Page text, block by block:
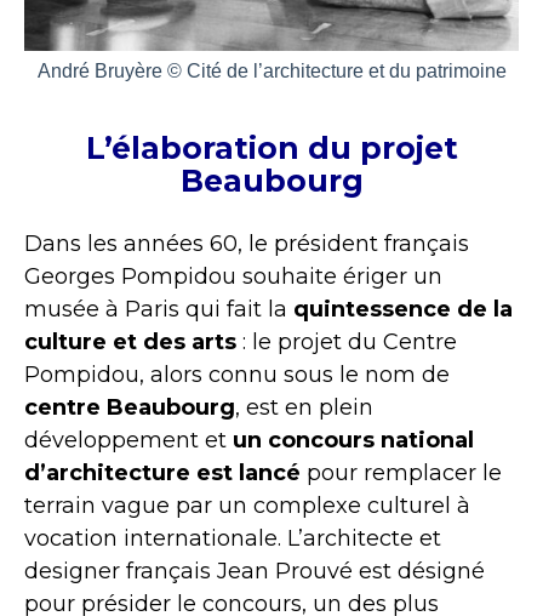
André Bruyère © Cité de l’architecture et du patrimoine
L’élaboration du projet
Beaubourg
Dans les années 60, le président français
Georges Pompidou souhaite ériger un
musée à Paris qui fait la quintessence de la
culture et des arts : le projet du Centre
Pompidou, alors connu sous le nom de
centre Beaubourg, est en plein
développement et un concours national
d’architecture est lancé pour remplacer le
terrain vague par un complexe culturel à
vocation internationale. L’architecte et
designer français Jean Prouvé est désigné
pour présider le concours, un des plus